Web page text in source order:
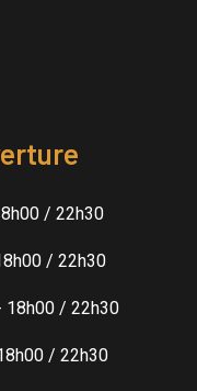
/ 22h30
/ 22h30
18h00 / 22h30
/ 22h30